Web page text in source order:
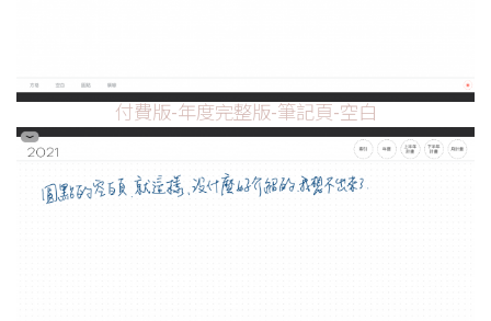
付費版-年度完整版-筆記頁-空白